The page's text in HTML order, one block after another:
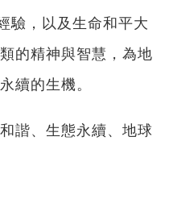
驗，以及生命和平大
的精神與智慧，為地
續的生機。
諧、生態永續、地球